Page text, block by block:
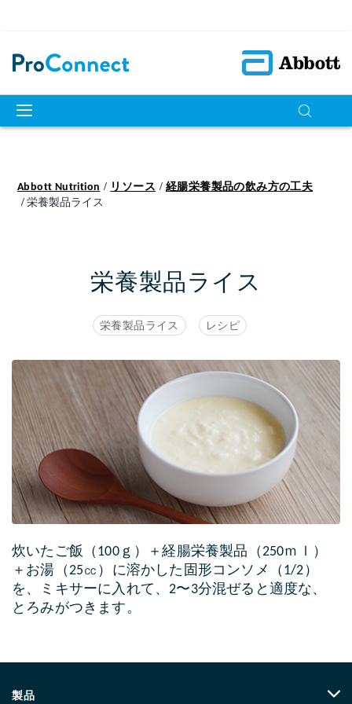
Abbott Nutrition リソース
経腸栄養製品の飲み方の工夫
栄養製品ライス
栄養製品ライス
栄養製品ライス レシピ
炊いたご飯（100ｇ）＋経腸栄養製品（250ｍｌ）
＋お湯（25㏄）に溶かした固形コンソメ（1/2）
を、ミキサーに入れて、2〜3分混ぜると適度な、
とろみがつきます。
製品